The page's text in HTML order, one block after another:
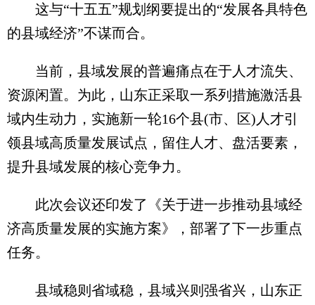
这与“十五五”规划纲要提出的“发展各具特色
的县域经济”不谋而合。
当前，县域发展的普遍痛点在于人才流失、
资源闲置。为此，山东正采取一系列措施激活县
域内生动力，实施新一轮16个县(市、区)人才引
领县域高质量发展试点，留住人才、盘活要素，
提升县域发展的核心竞争力。
此次会议还印发了《关于进一步推动县域经
济高质量发展的实施方案》，部署了下一步重点
任务。
县域稳则省域稳，县域兴则强省兴，山东正